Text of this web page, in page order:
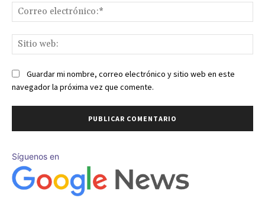
Guardar mi nombre, correo electrónico y sitio web en este
navegador la próxima vez que comente.
Síguenos en